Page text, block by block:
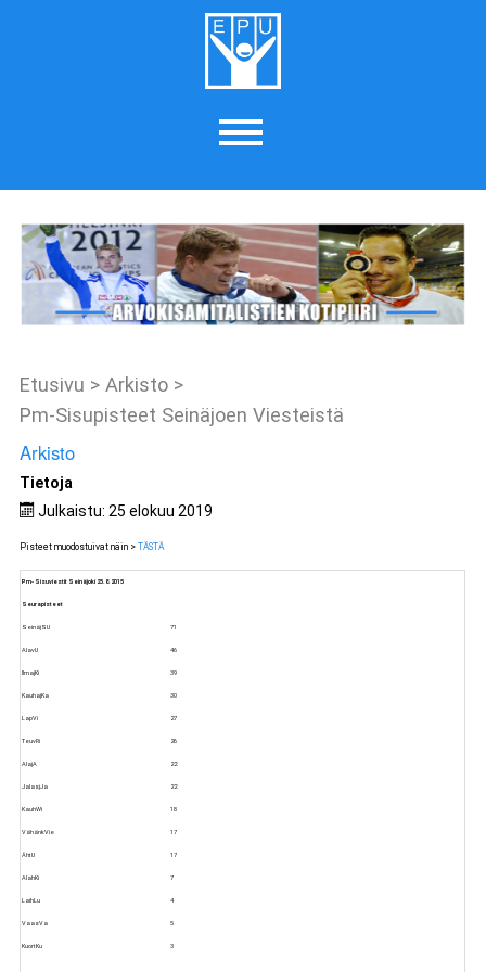
Etusivu > Arkisto >
Pm-Sisupisteet Seinäjoen Viesteistä
Arkisto
Tietoja
Julkaistu: 25 elokuu 2019
Pisteet muodostuivat näin >TÄSTÄ
Pm- Sisuviestit Seinäjoki 25.8.2015
Seurapisteet
SeinäjSU 71
AlavU 46
IlmajKi 39
KauhajKa 30
LapVi 27
TeuvRi 26
AlajA 22
JalasjJa 22
KauhWi 18
VähänkVie 17
ÄhtU 17
AlahKi 7
LaihLu 4
VaasVa 5
KuortKu 3